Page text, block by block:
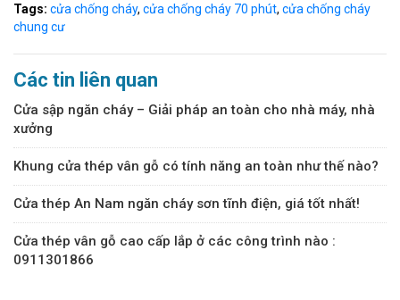
Tags: cửa chống cháy, cửa chống cháy 70 phút, cửa chống cháy
chung cư
Các tin liên quan
Cửa sập ngăn cháy – Giải pháp an toàn cho nhà máy, nhà
xưởng
Khung cửa thép vân gỗ có tính năng an toàn như thế nào?
Cửa thép An Nam ngăn cháy sơn tĩnh điện, giá tốt nhất!
Cửa thép vân gỗ cao cấp lắp ở các công trình nào :
0911301866